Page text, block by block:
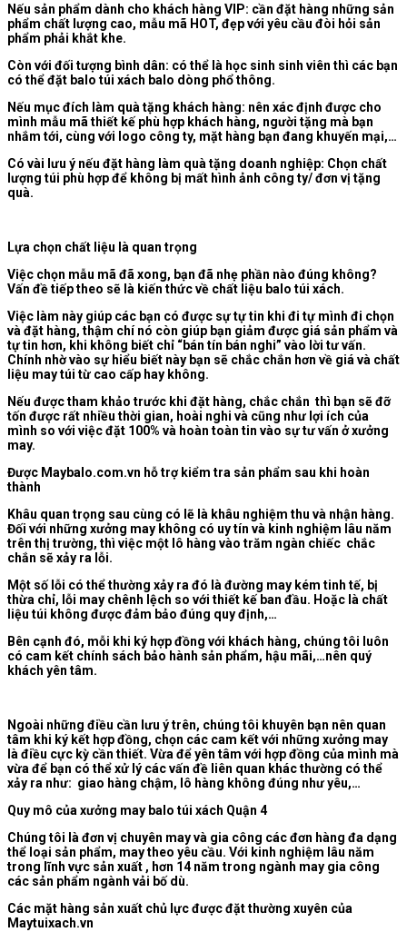
Nếu sản phẩm dành cho khách hàng VIP: cần đặt hàng những sản
phẩm chất lượng cao, mẫu mã HOT, đẹp với yêu cầu đòi hỏi sản
phẩm phải khắt khe.
Còn với đối tượng bình dân: có thể là học sinh sinh viên thì các bạn
có thể đặt balo túi xách balo dòng phổ thông.
Nếu mục đích làm quà tặng khách hàng: nên xác định được cho
mình mẫu mã thiết kế phù hợp khách hàng, người tặng mà bạn
nhắm tới, cùng với logo công ty, mặt hàng bạn đang khuyến mại,…
Có vài lưu ý nếu đặt hàng làm quà tặng doanh nghiệp: Chọn chất
lượng túi phù hợp để không bị mất hình ảnh công ty/ đơn vị tặng
quà.
Lựa chọn chất liệu là quan trọng
Việc chọn mẫu mã đã xong, bạn đã nhẹ phần nào đúng không?
Vấn đề tiếp theo sẽ là kiến thức về chất liệu balo túi xách.
Việc làm này giúp các bạn có được sự tự tin khi đi tự mình đi chọn
và đặt hàng, thậm chí nó còn giúp bạn giảm được giá sản phẩm và
tự tin hơn, khi không biết chỉ “bán tín bán nghi” vào lời tư vấn.
Chính nhờ vào sự hiểu biết này bạn sẽ chắc chắn hơn về giá và chất
liệu may túi từ cao cấp hay không.
Nếu được tham khảo trước khi đặt hàng, chắc chắn thì bạn sẽ đỡ
tốn được rất nhiều thời gian, hoài nghi và cũng như lợi ích của
mình so với việc đặt 100% và hoàn toàn tin vào sự tư vấn ở xưởng
may.
Được Maybalo.com.vn hỗ trợ kiểm tra sản phẩm sau khi hoàn
thành
Khâu quan trọng sau cùng có lẽ là khâu nghiệm thu và nhận hàng.
Đối với những xưởng may không có uy tín và kinh nghiệm lâu năm
trên thị trường, thì việc một lô hàng vào trăm ngàn chiếc chắc
chắn sẽ xảy ra lỗi.
Một số lỗi có thể thường xảy ra đó là đường may kém tinh tế, bị
thừa chỉ, lỗi may chênh lệch so với thiết kế ban đầu. Hoặc là chất
liệu túi không được đảm bảo đúng quy định,…
Bên cạnh đó, mỗi khi ký hợp đồng với khách hàng, chúng tôi luôn
có cam kết chính sách bảo hành sản phẩm, hậu mãi,…nên quý
khách yên tâm.
Ngoài những điều cần lưu ý trên, chúng tôi khuyên bạn nên quan
tâm khi ký kết hợp đồng, chọn các cam kết với những xưởng may
là điều cực kỳ cần thiết. Vừa để yên tâm với hợp đồng của mình mà
vừa để bạn có thể xử lý các vấn đề liên quan khác thường có thể
xảy ra như: giao hàng chậm, lô hàng không đúng như yêu,…
Quy mô của xưởng may balo túi xách Quận 4
Chúng tôi là đơn vị chuyên may và gia công các đơn hàng đa dạng
thể loại sản phẩm, may theo yêu cầu. Với kinh nghiệm lâu năm
trong lĩnh vực sản xuất , hơn 14 năm trong ngành may gia công
các sản phẩm ngành vải bố dù.
Các mặt hàng sản xuất chủ lực được đặt thường xuyên của
Maytuixach.vn